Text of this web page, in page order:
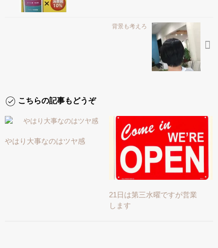
背景も考えろ
こちらの記事もどうぞ
やはり大事なのはツヤ感
21日は第三水曜ですが営業
します